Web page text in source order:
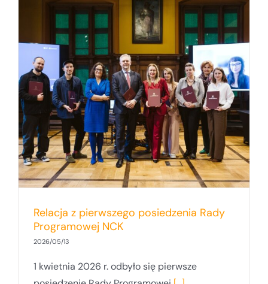
Relacja z pierwszego posiedzenia Rady
Programowej NCK
2026/05/13
1 kwietnia 2026 r. odbyło się pierwsze